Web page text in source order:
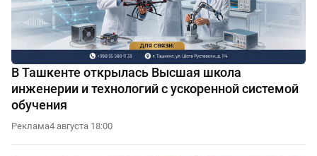
В Ташкенте открылась Высшая школа
инженерии и технологий с ускоренной системой
обучения
Реклама4 августа 18:00